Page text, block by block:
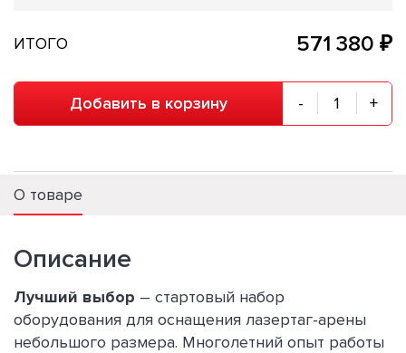
ИТОГО 571 380 ₽
Добавить в корзину - +
О товаре
Описание
Лучший выбор – стартовый набор
оборудования для оснащения лазертаг-арены
небольшого размера. Многолетний опыт работы